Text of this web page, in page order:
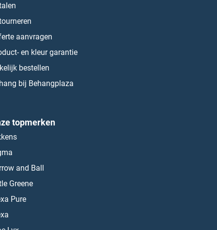
aanvragen
en kleur garantie
bestellen
bij Behangplaza
topmerken
and Ball
Greene
Pure